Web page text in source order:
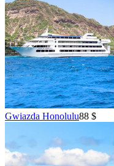
Gwiazda Honolulu88 $